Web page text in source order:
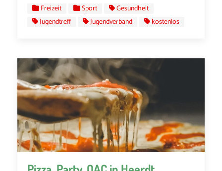
Freizeit Sport
Gesundheit
Jugendtreff
Jugendverband kostenlos